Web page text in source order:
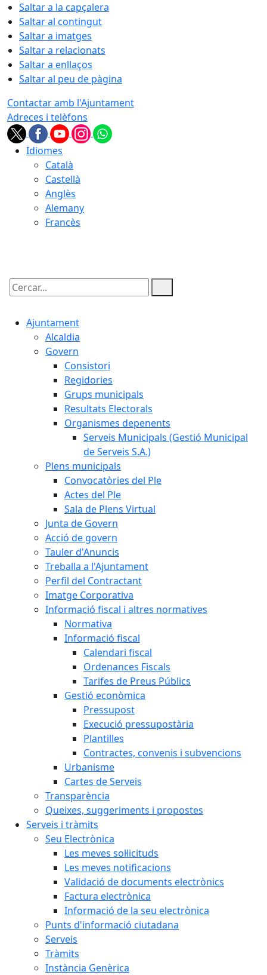
Saltar a la capçalera
Saltar al contingut
Saltar a imatges
Saltar a relacionats
Saltar a enllaços
Saltar al peu de pàgina
Contactar amb l'Ajuntament
Adreces i telèfons
Idiomes
Català
Castellà
Anglès
Alemany
Francès
Cercar:
Ajuntament
Alcaldia
Govern
Consistori
Regidories
Grups municipals
Resultats Electorals
Organismes depenents
Serveis Municipals (Gestió Municipal
de Serveis S.A.)
Plens municipals
Convocatòries del Ple
Actes del Ple
Sala de Plens Virtual
Junta de Govern
Acció de govern
Tauler d'Anuncis
Treballa a l'Ajuntament
Perfil del Contractant
Imatge Corporativa
Informació fiscal i altres normatives
Normativa
Informació fiscal
Calendari fiscal
Ordenances Fiscals
Tarifes de Preus Públics
Gestió econòmica
Pressupost
Execució pressupostària
Plantilles
Contractes, convenis i subvencions
Urbanisme
Cartes de Serveis
Transparència
Queixes, suggeriments i propostes
Serveis i tràmits
Seu Electrònica
Les meves sol·licituds
Les meves notificacions
Validació de documents electrònics
Factura electrònica
Informació de la seu electrònica
Punts d'informació ciutadana
Serveis
Tràmits
Instància Genèrica